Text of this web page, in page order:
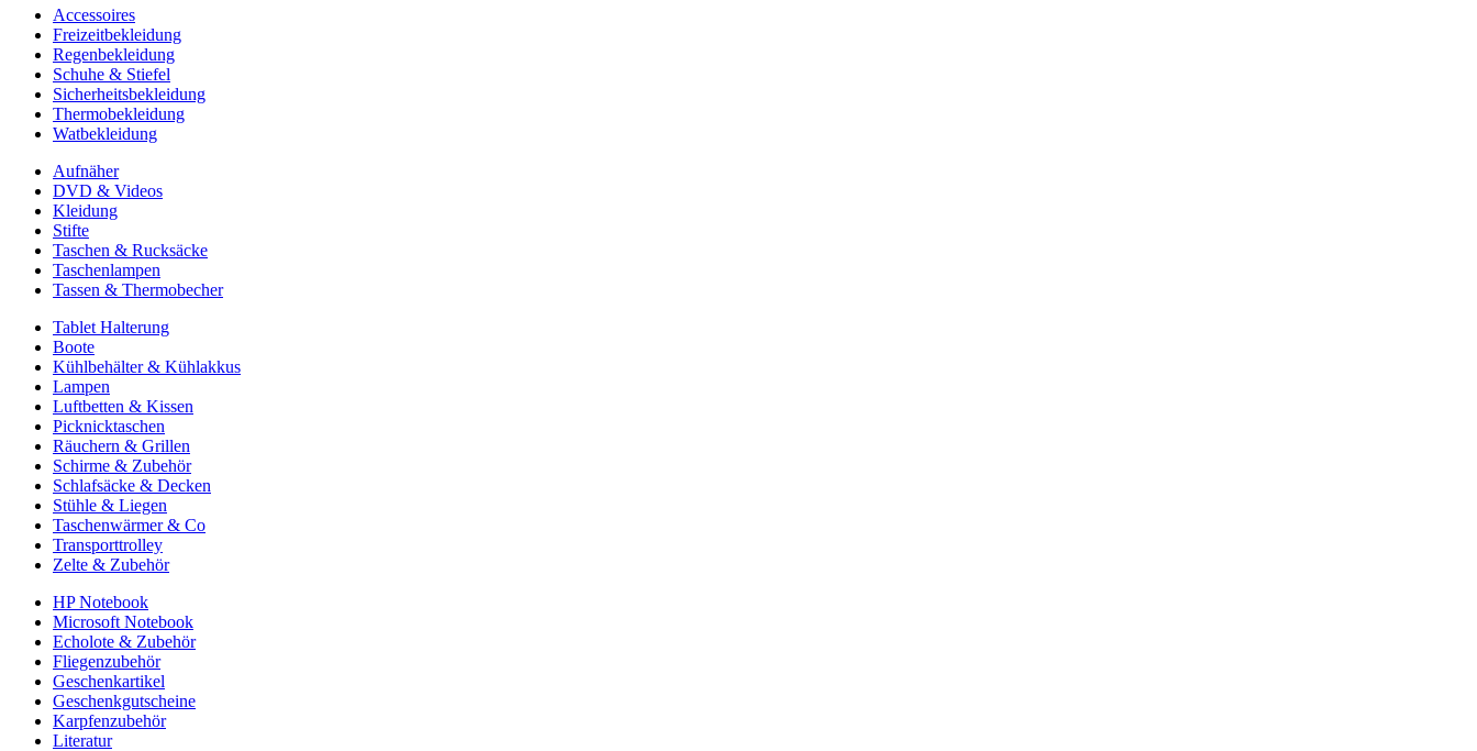
Accessoires
Freizeitbekleidung
Regenbekleidung
Schuhe & Stiefel
Sicherheitsbekleidung
Thermobekleidung
Watbekleidung
Aufnäher
DVD & Videos
Kleidung
Stifte
Taschen & Rucksäcke
Taschenlampen
Tassen & Thermobecher
Tablet Halterung
Boote
Kühlbehälter & Kühlakkus
Lampen
Luftbetten & Kissen
Picknicktaschen
Räuchern & Grillen
Schirme & Zubehör
Schlafsäcke & Decken
Stühle & Liegen
Taschenwärmer & Co
Transporttrolley
Zelte & Zubehör
HP Notebook
Microsoft Notebook
Echolote & Zubehör
Fliegenzubehör
Geschenkartikel
Geschenkgutscheine
Karpfenzubehör
Literatur